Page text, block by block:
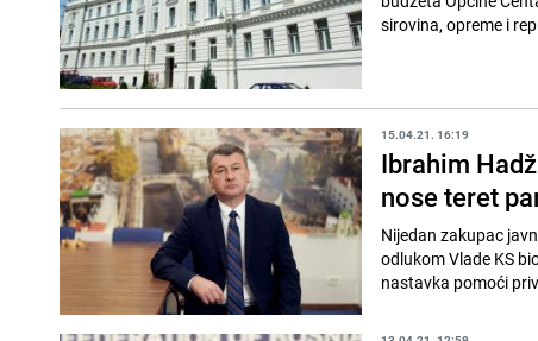
sirovina, opreme i
15.04.21. 16:19
Ibrahim
nose teret
Nijedan zakupac
odlukom Vlade KS
nastavka pomoći